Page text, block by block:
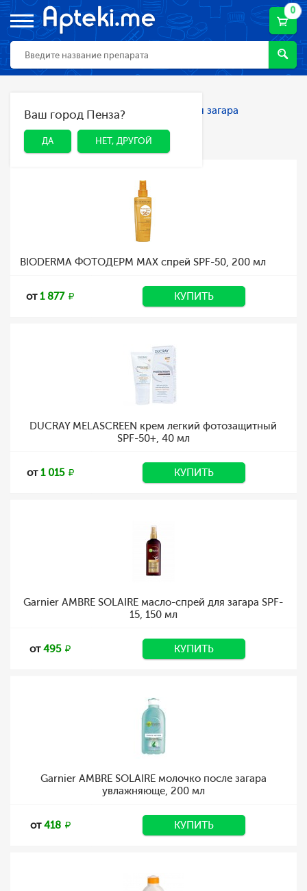
0
ДА НЕТ, ДРУГОЙ
Ваш город Пенза?
ДА НЕТ, ДРУГОЙ
Главная Каталог Косметика Для загара
Для загара
BIODERMA ФОТОДЕРМ MAХ спрей SPF-50, 200 мл
от1 877 КУПИТЬ
DUCRAY MELASCREEN крем легкий фотозащитный
SPF-50+, 40 мл
от1 015 КУПИТЬ
Garnier AMBRE SOLAIRE масло-спрей для загара SPF-
15, 150 мл
от495 КУПИТЬ
Garnier AMBRE SOLAIRE молочко после загара
увлажняюще, 200 мл
от418 КУПИТЬ